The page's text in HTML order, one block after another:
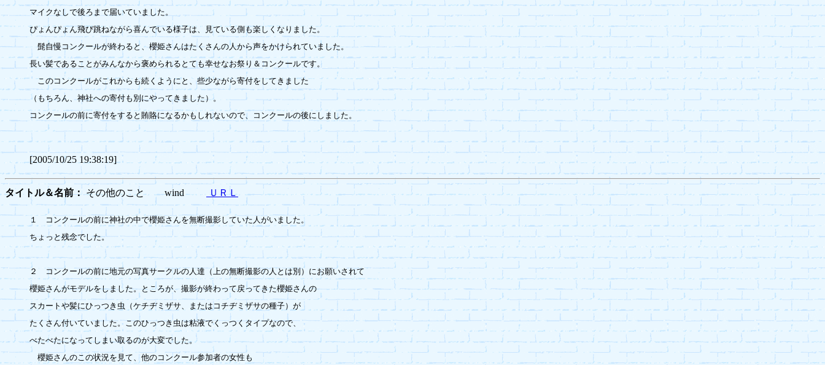
マイクなしで後ろまで届いていました。
ぴょんぴょん飛び跳ねながら喜んでいる様子は、見ている側も楽しくなりました。
髭自慢コンクールが終わると、櫻姫さんはたくさんの人から声をかけられていました。
長い髪であることがみんなから褒められるとても幸せなお祭り＆コンクールです。
このコンクールがこれからも続くようにと、些少ながら寄付をしてきました
（もちろん、神社への寄付も別にやってきました）。
コンクールの前に寄付をすると賄賂になるかもしれないので、コンクールの後にしました。
[2005/10/25 19:38:19]
タイトル＆名前：その他のこと wind ＵＲＬ
１　コンクールの前に神社の中で櫻姫さんを無断撮影していた人がいました。
ちょっと残念でした。
２　コンクールの前に地元の写真サークルの人達（上の無断撮影の人とは別）にお願いされて
櫻姫さんがモデルをしました。ところが、撮影が終わって戻ってきた櫻姫さんの
スカートや髪にひっつき虫（ケチヂミザサ、またはコチヂミザサの種子）が
たくさん付いていました。このひっつき虫は粘液でくっつくタイプなので、
べたべたになってしまい取るのが大変でした。
櫻姫さんのこの状況を見て、他のコンクール参加者の女性も